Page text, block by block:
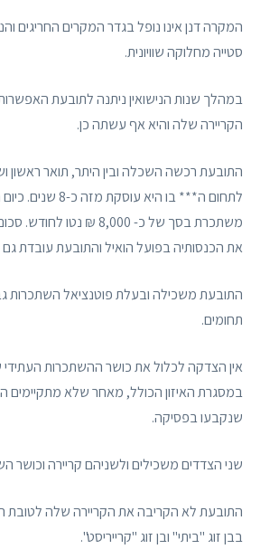
המקרה דנן אינו נופל בגדר המקרים החריגים
סטייה מחלוקה שוויונית.
במהלך שנות הנישואין ניתנה לתובעת
הקריירה שלה והיא אף עשתה כן.
התובעת רכשה השכלה ובין היתר, תואר ראשון
לתחום ה*** בו היא
משתכרת בסך של כ- 8,000 ₪
את הכנסותיה בפועל הואיל והתובעת עובדת
התובעת משכילה ובעלת פוטנציאל השתכרות
תחומים.
אין הצדקה לכלול את כושר ההשתכרות
במסגרת האיזון הכולל, מאחר שלא מתקיימים
שנקבעו בפסיקה.
שני הצדדים משכילים ולשניהם קריירה וכושר
התובעת לא הקריבה את הקריירה שלה לטובת
בבן זוג "ביתי" ובן זוג "קרייריסט".